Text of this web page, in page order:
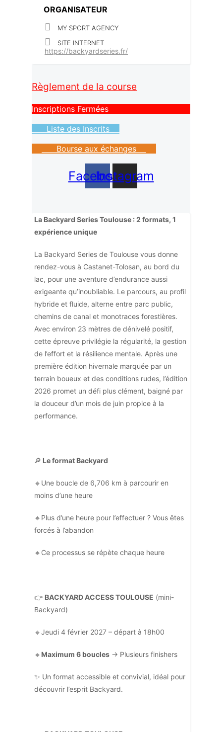
ORGANISATEUR
MY SPORT AGENCY
SITE INTERNET
https://backyardseries.fr/
Règlement de la course
Inscriptions Fermées
Liste des Inscrits
Bourse aux échanges
Facebook
Instagram
La Backyard Series Toulouse : 2 formats, 1
expérience unique
La Backyard Series de Toulouse vous donne
rendez-vous à Castanet-Tolosan, au bord du
lac, pour une aventure d’endurance aussi
exigeante qu’inoubliable. Le parcours, au profil
hybride et fluide, alterne entre parc public,
chemins de canal et monotraces forestières.
Avec environ 23 mètres de dénivelé positif,
cette épreuve privilégie la régularité, la gestion
de l’effort et la résilience mentale. Après une
première édition hivernale marquée par un
terrain boueux et des conditions rudes, l’édition
2026 promet un défi plus clément, baigné par
la douceur d’un mois de juin propice à la
performance.
🔎 Le format Backyard
🔸Une boucle de 6,706 km à parcourir en
moins d’une heure
🔸Plus d’une heure pour l’effectuer ? Vous êtes
forcés à l’abandon
🔸Ce processus se répète chaque heure
👉 BACKYARD ACCESS TOULOUSE (mini-
Backyard)
🔸Jeudi 4 février 2027 – départ à 18h00
🔸 Maximum 6 boucles → Plusieurs finishers
✨ Un format accessible et convivial, idéal pour
découvrir l’esprit Backyard.